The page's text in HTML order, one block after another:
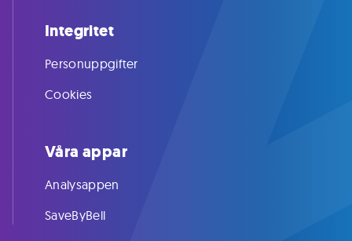
Integritet
Personuppgifter
Cookies
Våra appar
Analysappen
SaveByBell